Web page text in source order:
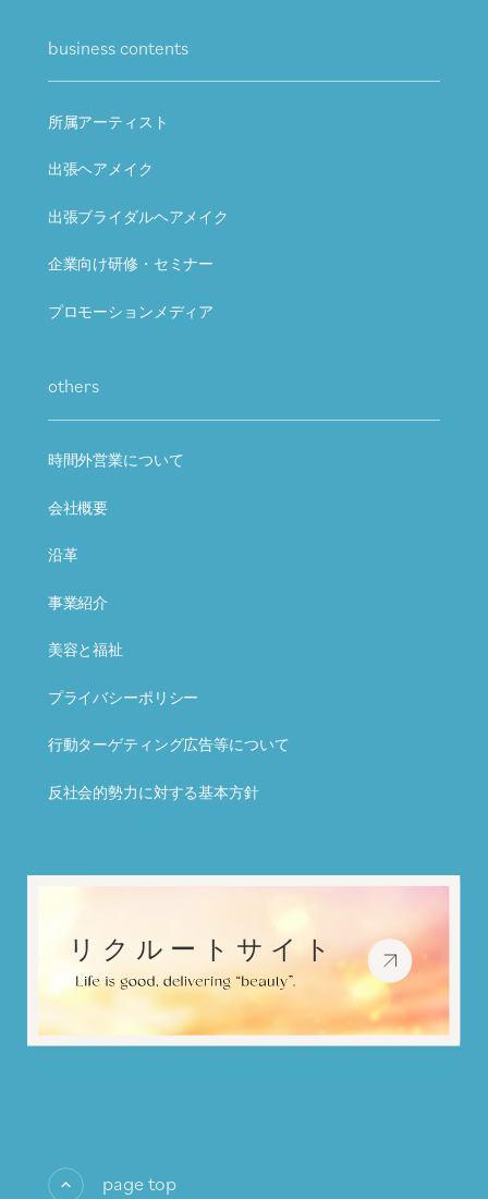
business contents
所属アーティスト
出張ヘアメイク
出張ブライダルヘアメイク
企業向け研修・セミナー
プロモーションメディア
others
時間外営業について
会社概要
沿革
事業紹介
美容と福祉
プライバシーポリシー
行動ターゲティング広告等について
反社会的勢力に対する基本方針
page top